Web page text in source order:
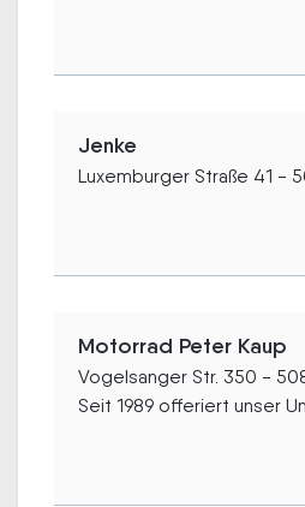
Jenke
Luxemburger Straße 41 -
Motorrad Peter Kaup
Vogelsanger Str. 350 -
Seit 1989 offeriert unser